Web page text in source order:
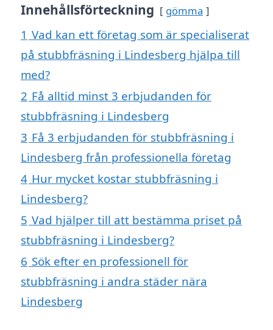
Innehållsförteckning gömma
1 Vad kan ett företag som är specialiserat
på stubbfräsning i Lindesberg hjälpa till
med?
2 Få alltid minst 3 erbjudanden för
stubbfräsning i Lindesberg
3 Få 3 erbjudanden för stubbfräsning i
Lindesberg från professionella företag
4 Hur mycket kostar stubbfräsning i
Lindesberg?
5 Vad hjälper till att bestämma priset på
stubbfräsning i Lindesberg?
6 Sök efter en professionell för
stubbfräsning i andra städer nära
Lindesberg